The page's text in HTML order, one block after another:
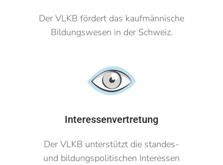
Der VLKB fördert das kaufmännische
Bildungswesen in der Schweiz.
Interessenvertretung
Der VLKB unterstützt die standes-
und bildungspolitischen Interessen